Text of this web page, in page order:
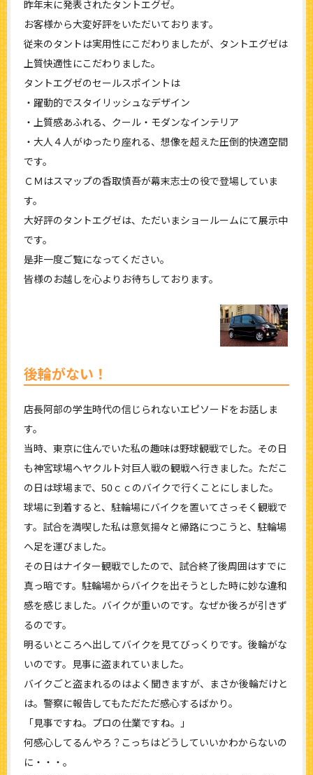
昨年末に発表されたタントエグゼ。
お客様から大変好評をいただいております。
従来のタントは実用性にこだわりましたが、タントエグゼは
上質快適性にこだわりました。
タントエグゼのセールスポイントは
・躍動的でスタイリッシュなデザイン
・上質感あふれる、クール・モダンなインテリア
・大人４人がゆったり座れる、想像を超えた圧倒的快適空間
です。
ＣＭはスマップの香取慎吾が幕末志士の役で登場していま
す。
大好評のタントエグゼは、ただいまショールームにて展示中
です。
是非一度ご覧になってください。
皆様のお越しを心よりお待ちしております。
後輪がない！
店長阿部の学生時代の信じられないエピソードをお話しま
す。
当時、東京に住んでいた私の趣味は野球観戦でした。その日
も神宮球場へヤクルト対巨人戦の観戦へ行きました。ただこ
の日は球場まで、50ｃｃのバイクで行くことにしました。
球場に到着すると、駐輪場にバイクを置いてさっそく観戦で
す。試合を満喫した私は意気揚々と帰路につこうと、駐輪場
へ足を運びました。
その日はナイター観戦でしたので、試合終了後周囲はすでに
真っ暗です。駐輪場からバイクを出そうとした時に妙な違和
感を感じました。バイクが重いのです。なぜか後ろが引きず
るのです。
明るいところへ出してバイクを見てびっくりです。後輪がな
いのです。見事に盗まれていました。
バイクごと盗まれるのはよく聞きますが、まさか後輪だけと
は。警察に報告してもただただ感心するばかり。
「見事ですね。プロの仕業ですね。」
何感心してるんやろ？こっちはどうしていいかわからないの
に・・・。